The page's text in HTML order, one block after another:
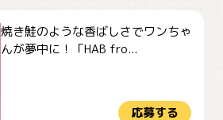
焼き鮭のような香ばしさでワンちゃ
んが夢中に！「HAB fro...
応募する